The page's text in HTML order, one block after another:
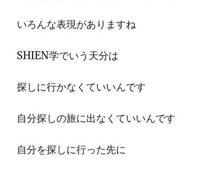
いろんな表現がありますね
SHIEN学でいう天分は
探しに行かなくていいんです
自分探しの旅に出なくていいんです
自分を探しに行った先に